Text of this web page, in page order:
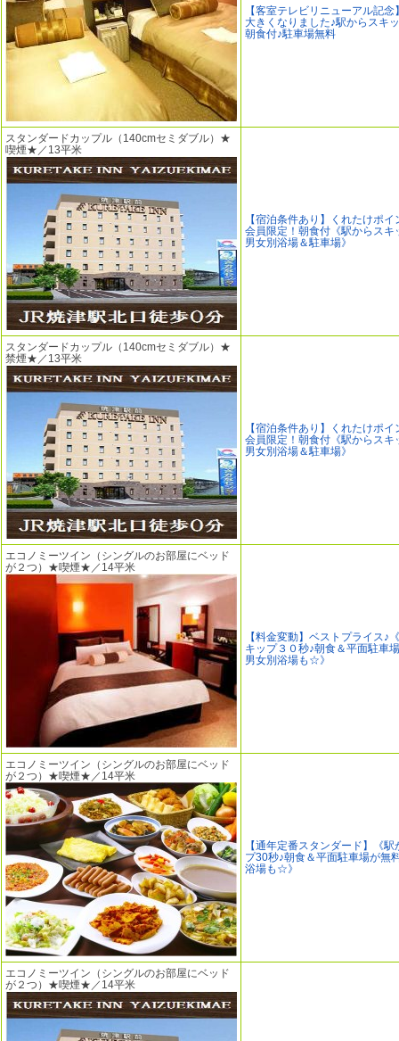
【客室テレビリニューアル記
大きくなりました♪駅からスキ
朝食付♪駐車場無料
スタンダードカップル（140cmセミダブル）★
喫煙★／13平米
【宿泊条件あり】くれたけポ
会員限定！朝食付《駅からスキ
男女別浴場＆駐車場》
スタンダードカップル（140cmセミダブル）★
禁煙★／13平米
【宿泊条件あり】くれたけポ
会員限定！朝食付《駅からスキ
男女別浴場＆駐車場》
エコノミーツイン（シングルのお部屋にベッド
が２つ）★喫煙★／14平米
【料金変動】ベストプライス♪
キップ３０秒♪朝食＆平面駐車
男女別浴場も☆》
エコノミーツイン（シングルのお部屋にベッド
が２つ）★喫煙★／14平米
【通年定番スタンダード】《
プ30秒♪朝食＆平面駐車場が無
浴場も☆》
エコノミーツイン（シングルのお部屋にベッド
が２つ）★喫煙★／14平米